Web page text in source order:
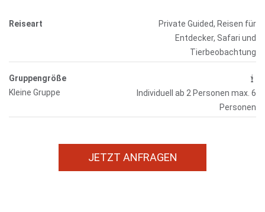
Reiseart
Private Guided, Reisen für
Entdecker, Safari und
Tierbeobachtung
Gruppengröße
Kleine Gruppe
Individuell ab 2 Personen max. 6
Personen
JETZT ANFRAGEN